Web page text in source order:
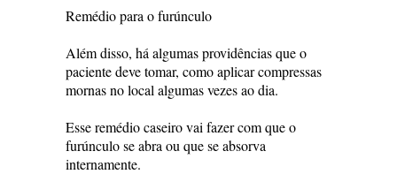
Remédio para o furúnculo
Além disso, há algumas providências que o
paciente deve tomar, como aplicar compressas
mornas no local algumas vezes ao dia.
Esse remédio caseiro vai fazer com que o
furúnculo se abra ou que se absorva
internamente.